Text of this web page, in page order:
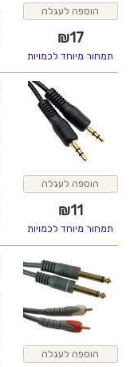
הוספה לעגלה
₪17
תמחור מיוחד לכמויות
הוספה לעגלה
₪11
תמחור מיוחד לכמויות
הוספה לעגלה